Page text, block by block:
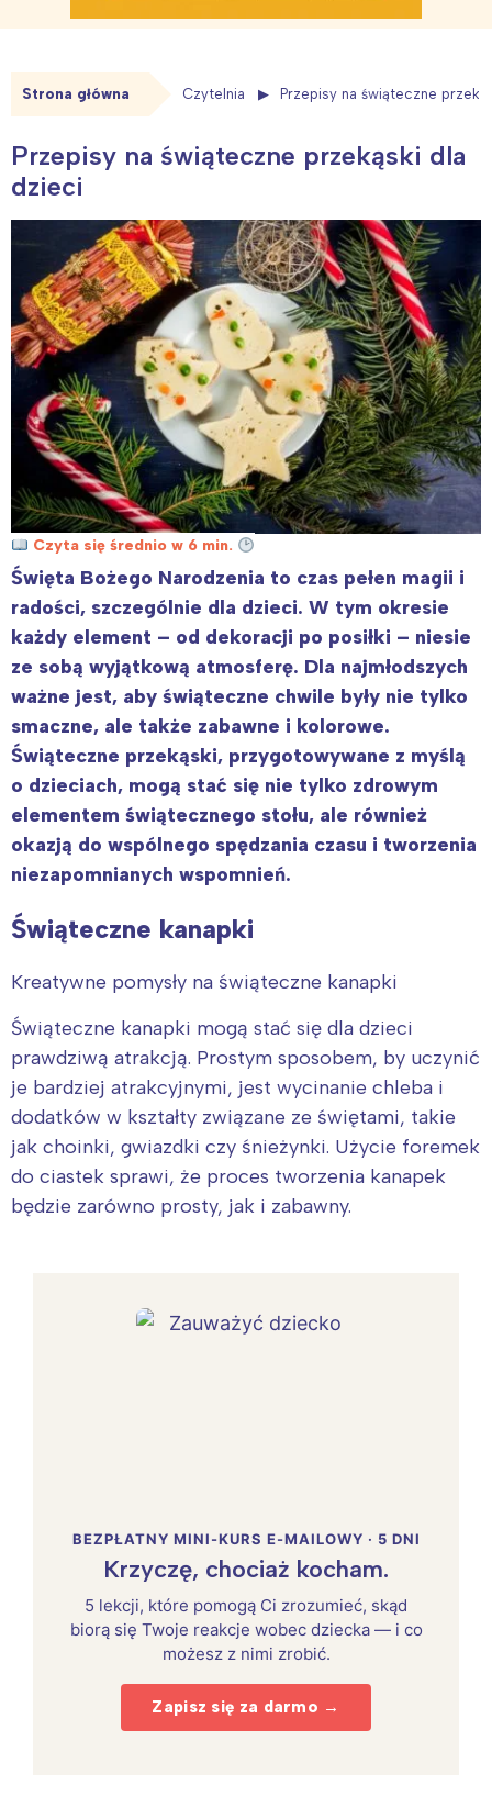
Strona główna Czytelnia Przepisy na świąteczne
Przepisy na świąteczne przekąski dla
dzieci
Czyta się średnio w 6 min.
Święta Bożego Narodzenia to czas pełen magii i
radości, szczególnie dla dzieci. W tym okresie
każdy element – od dekoracji po posiłki – niesie
ze sobą wyjątkową atmosferę. Dla najmłodszych
ważne jest, aby świąteczne chwile były nie tylko
smaczne, ale także zabawne i kolorowe.
Świąteczne przekąski, przygotowywane z myślą
o dzieciach, mogą stać się nie tylko zdrowym
elementem świątecznego stołu, ale również
okazją do wspólnego spędzania czasu i tworzenia
niezapomnianych wspomnień.
Świąteczne kanapki
Kreatywne pomysły na świąteczne kanapki
Świąteczne kanapki mogą stać się dla dzieci
prawdziwą atrakcją. Prostym sposobem, by uczynić
je bardziej atrakcyjnymi, jest wycinanie chleba i
dodatków w kształty związane ze świętami, takie
jak choinki, gwiazdki czy śnieżynki. Użycie foremek
do ciastek sprawi, że proces tworzenia kanapek
będzie zarówno prosty, jak i zabawny.
BEZPŁATNY MINI-KURS E-MAILOWY · 5 DNI
Krzyczę, chociaż kocham.
5 lekcji, które pomogą Ci zrozumieć, skąd
biorą się Twoje reakcje wobec dziecka — i co
możesz z nimi zrobić.
Zapisz się za darmo →